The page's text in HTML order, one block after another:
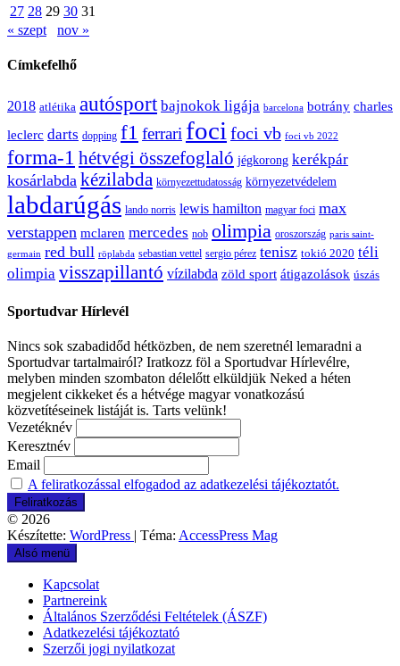
27 28 29 30 31
« szept
nov »
Címkefelhő
2018 atlétika autósport bajnokok ligája barcelona botrány charles
leclerc darts dopping f1 ferrari foci foci vb foci vb 2022
forma-1 hétvégi összefoglaló jégkorong kerékpár
kosárlabda kézilabda környezettudatosság környezetvédelem
labdarúgás lando norris lewis hamilton magyar foci max
verstappen mclaren mercedes nob olimpia oroszország paris saint-
germain red bull röplabda sebastian vettel sergio pérez tenisz tokió 2020 téli
olimpia visszapillantó vízilabda zöld sport átigazolások úszás
Sportudvar Hírlevél
Nincs sok szabadidőd hétközben, de nem szeretnél lemaradni a
Sportudvar tartalmairól? Iratkozz föl a Sportudvar Hírlevélre,
melyben minden szombaton délelőtt elküldjük Neked a héten
megjelent cikkeket és a hétvége magyar vonatkozású
közvetítéseinek listáját is. Tarts velünk!
Vezetéknév
Keresztnév
Email
A feliratkozással elfogadod az adatkezelési tájékoztatót.
© 2026
Készítette: WordPress | Téma: AccessPress Mag
Alsó menü
Kapcsolat
Partnereink
Általános Szerződési Feltételek (ÁSZF)
Adatkezelési tájékoztató
Szerzői jogi nyilatkozat